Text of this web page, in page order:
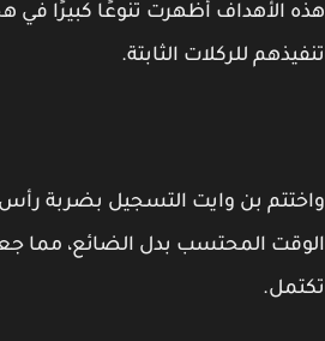
الأهداف أظهرت تنوعًا كبيرًا في
للركلات الثابتة.
بن وايت التسجيل بضربة رأس
المحتسب بدل الضائع، مما جعل